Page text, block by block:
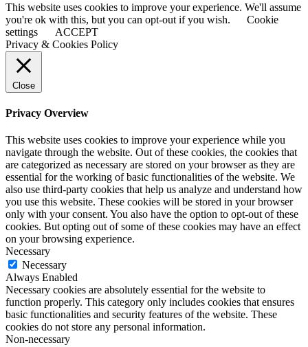
This website uses cookies to improve your experience. We'll assume
you're ok with this, but you can opt-out if you wish.
Cookie
settings
ACCEPT
Privacy & Cookies Policy
Close
Privacy Overview
This website uses cookies to improve your experience while you
navigate through the website. Out of these cookies, the cookies that
are categorized as necessary are stored on your browser as they are
essential for the working of basic functionalities of the website. We
also use third-party cookies that help us analyze and understand how
you use this website. These cookies will be stored in your browser
only with your consent. You also have the option to opt-out of these
cookies. But opting out of some of these cookies may have an effect
on your browsing experience.
Necessary
Necessary
Always Enabled
Necessary cookies are absolutely essential for the website to
function properly. This category only includes cookies that ensures
basic functionalities and security features of the website. These
cookies do not store any personal information.
Non-necessary